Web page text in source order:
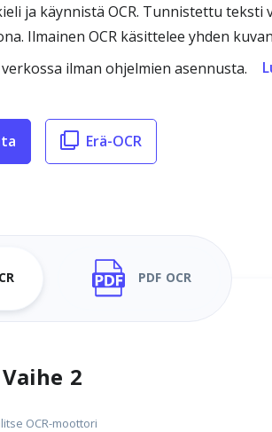
ja käynnistä OCR. Tunnistettu teksti
Ilmainen OCR käsittelee yhden
ilman ohjelmien asennusta.
Erä-OCR
PDF OCR
Vaihe 2
OCR-moottori